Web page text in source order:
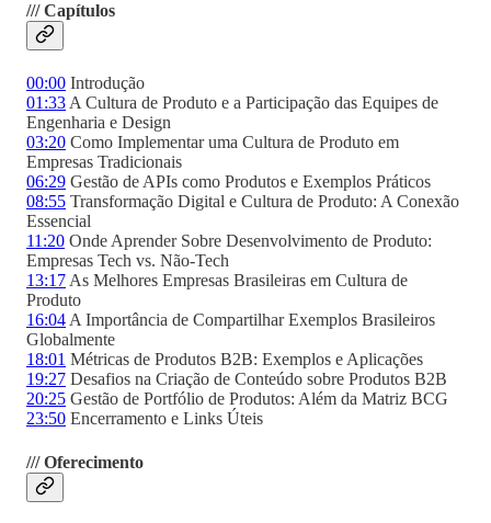
/// Capítulos
00:00 Introdução
01:33A Cultura de Produto e a Participação das Equipes de
Engenharia e Design
03:20 Como Implementar uma Cultura de Produto em
Empresas Tradicionais
06:29 Gestão de APIs como Produtos e Exemplos Práticos
08:55 Transformação Digital e Cultura de Produto: A Conexão
Essencial
11:20 Onde Aprender Sobre Desenvolvimento de Produto:
Empresas Tech vs. Não-Tech
13:17As Melhores Empresas Brasileiras em Cultura de
Produto
16:04A Importância de Compartilhar Exemplos Brasileiros
Globalmente
18:01 Métricas de Produtos B2B: Exemplos e Aplicações
19:27 Desafios na Criação de Conteúdo sobre Produtos B2B
20:25 Gestão de Portfólio de Produtos: Além da Matriz BCG
23:50 Encerramento e Links Úteis
/// Oferecimento